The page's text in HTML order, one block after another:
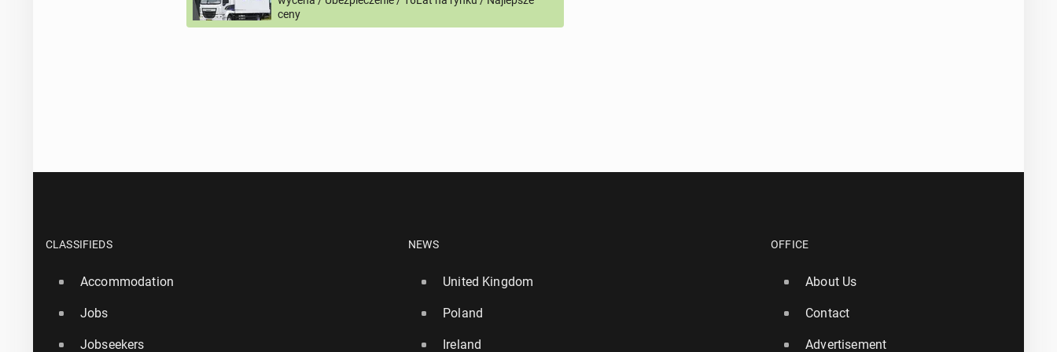
ceny
CLASSIFIEDS
Accommodation
Jobs
Jobseekers
NEWS
United Kingdom
Poland
Ireland
OFFICE
About Us
Contact
Advertisement